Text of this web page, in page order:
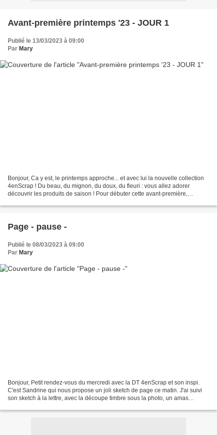
Avant-première printemps '23 - JOUR 1
Publié le 13/03/2023 à 09:00
Par Mary
Bonjour, Ca y est, le printemps approche... et avec lui la nouvelle collection
4enScrap ! Du beau, du mignon, du doux, du fleuri : vous allez adorer
découvrir les produits de saison ! Pour débuter cette avant-première,
Page - pause -
Publié le 08/03/2023 à 09:00
Par Mary
Bonjour, Petit rendez-vous du mercredi avec la DT 4enScrap et son inspi.
C'est Sandrine qui nous propose un joli sketch de page ce matin. J'ai suivi
son sketch à la lettre, avec la découpe timbre sous la photo, un amas